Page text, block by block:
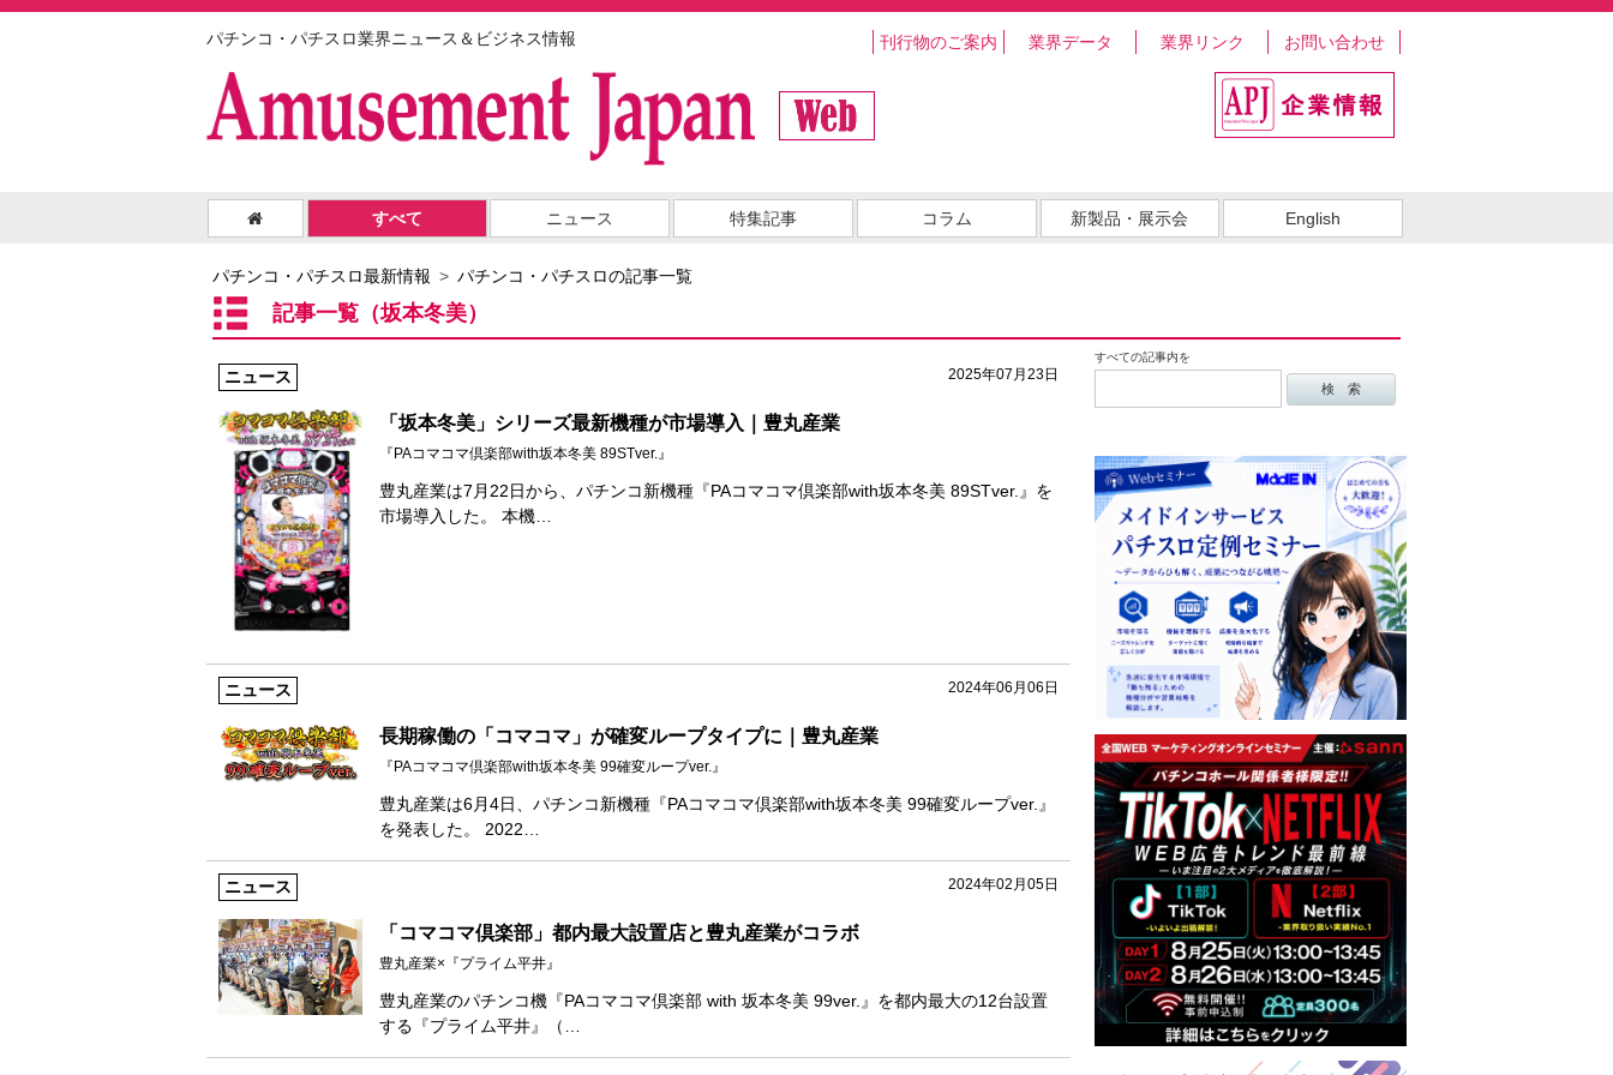
パチンコ・パチスロ業界ニュース＆ビジネス情報 刊行物のご案内 業界データ 業界リンク お問い合わせ
すべて ニュース 特集記事 コラム 新製品・展示会 English
パチンコ・パチスロ最新情報 パチンコ・パチスロの記事一覧
記事一覧（坂本冬美）
すべての記事内を
2025年07月23日
ニュース
「坂本冬美」シリーズ最新機種が市場導入｜豊丸産業
『PAコマコマ倶楽部with坂本冬美 89STver.』
豊丸産業は7月22日から、パチンコ新機種『PAコマコマ倶楽部with坂本冬美 89STver.』を
市場導入した。 本機…
2024年06月06日
ニュース
長期稼働の「コマコマ」が確変ループタイプに｜豊丸産業
『PAコマコマ倶楽部with坂本冬美 99確変ループver.』
豊丸産業は6月4日、パチンコ新機種『PAコマコマ倶楽部with坂本冬美 99確変ループver.』
を発表した。 2022…
2024年02月05日
ニュース
「コマコマ倶楽部」都内最大設置店と豊丸産業がコラボ
豊丸産業×『プライム平井』
豊丸産業のパチンコ機『PAコマコマ倶楽部 with 坂本冬美 99ver.』を都内最大の12台設置
する『プライム平井』（…